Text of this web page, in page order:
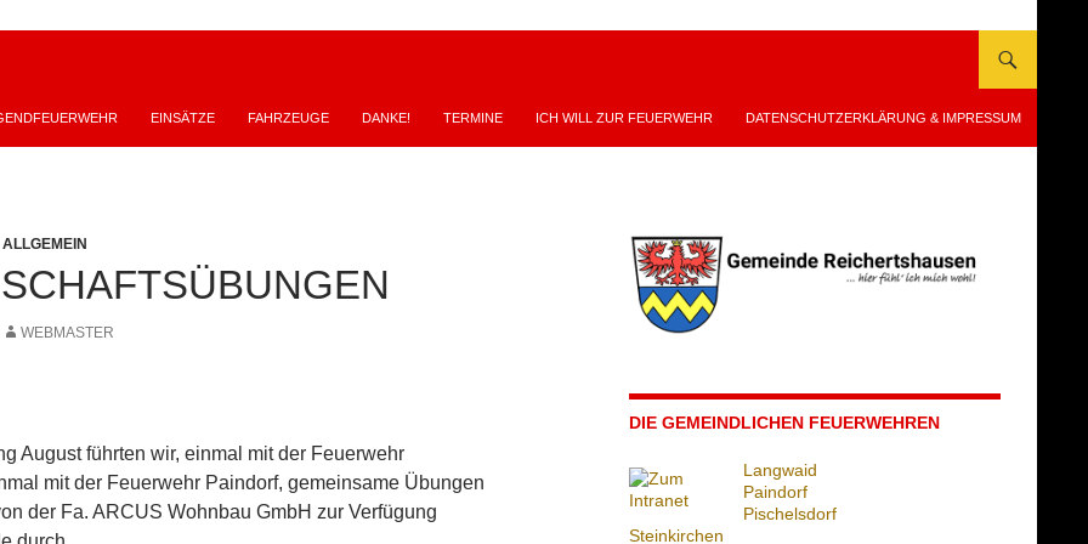
EINSÄTZE FAHRZEUGE DANKE! TERMINE ICH WILL ZUR FEUERWEHR DATENSCHUTZERKLÄRUNG & IMPRESSUM
ALLGEMEIN
WEBMASTER
August führten wir, einmal mit der Feuerwehr
mit der Feuerwehr Paindorf, gemeinsame Übungen
der Fa. ARCUS Wohnbau GmbH zur Verfügung
DIE GEMEINDLICHEN FEUERWEHREN
Langwaid
Paindorf
Pischelsdorf
Steinkirchen